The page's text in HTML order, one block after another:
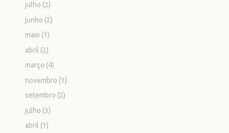
julho (2)
junho (2)
maio (1)
abril (2)
março (4)
novembro (1)
setembro (2)
julho (3)
abril (1)